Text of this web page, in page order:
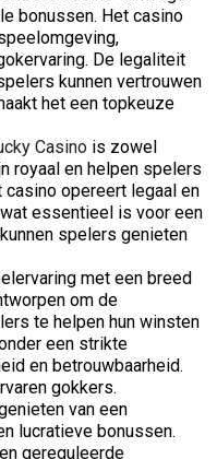
bonussen. Het casino
De legaliteit
kunnen vertrouwen
het een topkeuze
Casino is zowel
royaal en helpen spelers
opereert legaal en
essentieel is voor een
spelers genieten
met een breed
om de
te helpen hun winsten
een strikte
en betrouwbaarheid.
gokkers.
van een
lucratieve bonussen.
gereguleerde